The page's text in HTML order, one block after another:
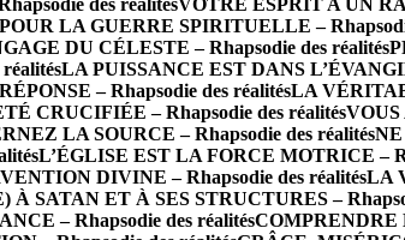
des réalitésVOTRE ESPRIT A UN
LA GUERRE SPIRITUELLE –
DU CÉLESTE – Rhapsodie des réalités
LA PUISSANCE EST DANS
– Rhapsodie des réalitésLA
CRUCIFIÉE – Rhapsodie des réalitésVOUS
LA SOURCE – Rhapsodie des réalités
L’ÉGLISE EST LA FORCE MOTRICE –
DIVINE – Rhapsodie des réalitésLA
À SATAN ET À SES STRUCTURES –
– Rhapsodie des réalitésCOMPRENDRE